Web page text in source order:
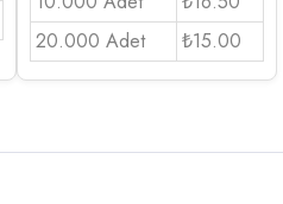
20.000 Adet
₺15.00